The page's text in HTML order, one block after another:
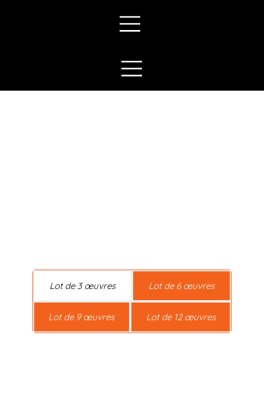
Lot de 3 œuvres Lot de 6 œuvres
Lot de 9 œuvres Lot de 12 œuvres